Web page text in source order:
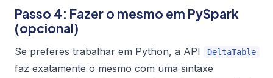
Passo 4: Fazer o mesmo em PySpark
(opcional)
Se preferes trabalhar em Python, a API DeltaTable
faz exatamente o mesmo com uma sintaxe